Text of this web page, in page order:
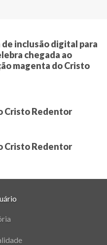
de inclusão digital para
chegada ao
magenta do Cristo
Cristo Redentor
Cristo Redentor